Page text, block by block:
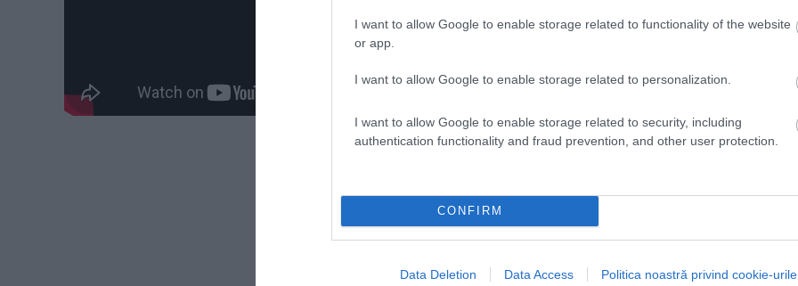
I want to allow Google to enable storage related to functionality of the website
or app.
I want to allow Google to enable storage related to personalization.
I want to allow Google to enable storage related to security, including
authentication functionality and fraud prevention, and other user protection.
CONFIRM
Data Deletion Data Access Politica noastră privind cookie-urile